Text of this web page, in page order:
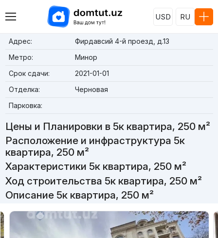
USD RU
Адрес:
Фирдавсий 4-й проезд, д.13
Метро:
Минор
Срок сдачи:
2021-01-01
Отделка:
Черновая
Парковка:
Цены и Планировки в 5к квартира, 250 м²
Расположение и инфраструктура 5к
квартира, 250 м²
Характеристики 5к квартира, 250 м²
Ход строительства 5к квартира, 250 м²
Описание 5к квартира, 250 м²